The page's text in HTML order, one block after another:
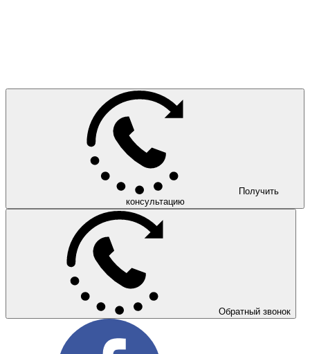
Получить
консультацию
Обратный звонок